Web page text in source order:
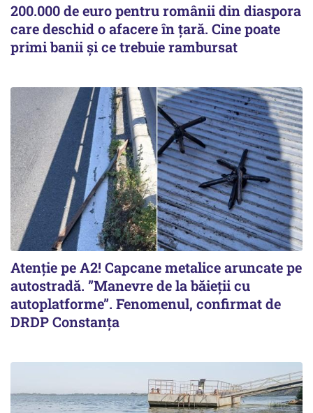
200.000 de euro pentru românii din diaspora
care deschid o afacere în țară. Cine poate
primi banii și ce trebuie rambursat
Atenție pe A2! Capcane metalice aruncate pe
autostradă. ”Manevre de la băieții cu
autoplatforme”. Fenomenul, confirmat de
DRDP Constanța